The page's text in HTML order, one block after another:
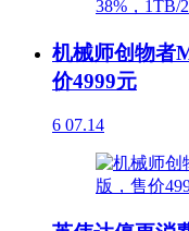
机械师创物者
价4999元
6 07.14